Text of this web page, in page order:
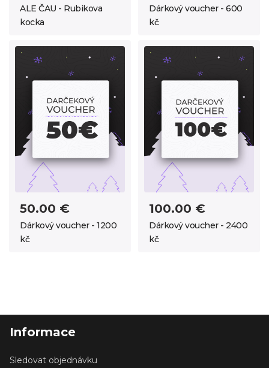
ALE ČAU - Rubikova
kocka
Dárkový voucher - 600
kč
50.00 €
Dárkový voucher - 1200
kč
100.00 €
Dárkový voucher - 2400
kč
Informace
Sledovat objednávku